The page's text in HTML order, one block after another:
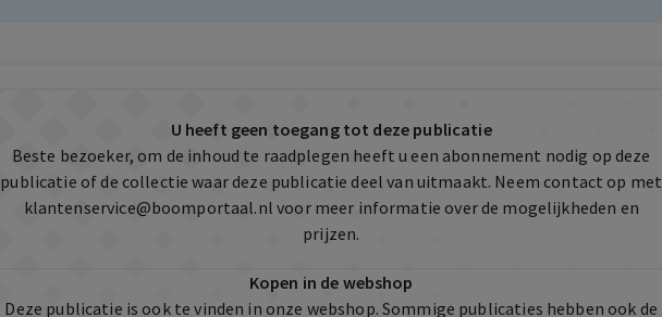
U heeft geen toegang tot deze publicatie
Beste bezoeker, om de inhoud te raadplegen heeft u een abonnement nodig op deze
publicatie of de collectie waar deze publicatie deel van uitmaakt. Neem contact op met
klantenservice@boomportaal.nl voor meer informatie over de mogelijkheden en
prijzen.
Kopen in de webshop
Deze publicatie is ook te vinden in onze webshop. Sommige publicaties hebben ook de